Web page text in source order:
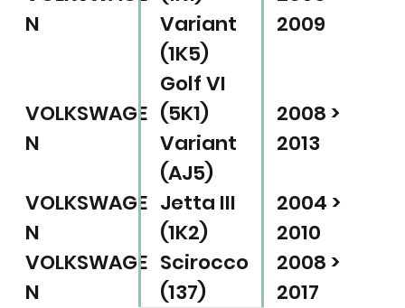
N
Variant
(1K5)
2009
VOLKSWAGE
N
Golf VI
(5K1)
Variant
(AJ5)
2008 >
2013
VOLKSWAGE
N
Jetta III
(1K2)
2004 >
2010
VOLKSWAGE
N
Scirocco
(137)
2008 >
2017